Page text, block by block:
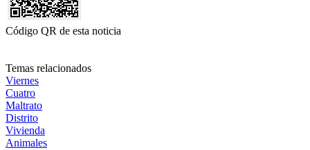
Código QR de esta noticia
Temas relacionados
Viernes
Cuatro
Maltrato
Distrito
Vivienda
Animales